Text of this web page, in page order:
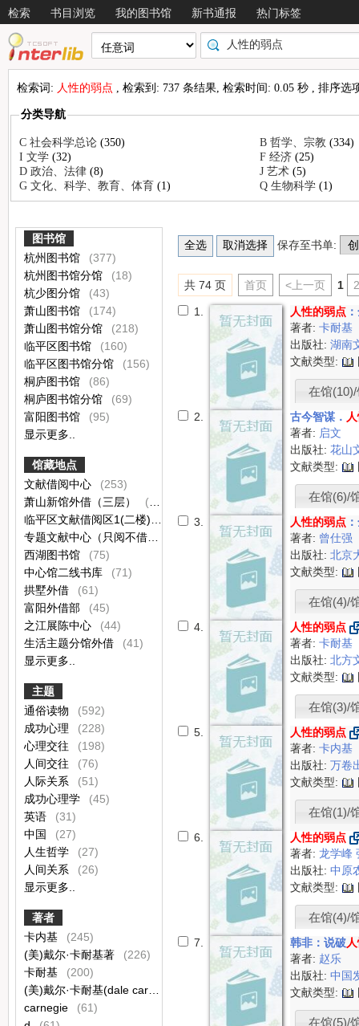
检索 书目浏览 我的图书馆 新书通报 热门标签
检索词: 人性的弱点 , 检索到: 737 条结果, 检索时间: 0.05 秒 , 排序选
分类导航
C 社会科学总论(350) B 哲学、宗教(334)
I 文学(32) F 经济(25)
D 政治、法律(8) J 艺术(5)
G 文化、科学、教育、体育(1) Q 生物科学(1)
图书馆
杭州图书馆
(377)
杭州图书馆分馆
(18)
杭少图分馆
(43)
萧山图书馆
(174)
萧山图书馆分馆
(218)
临平区图书馆
(160)
临平区图书馆分馆
(156)
桐庐图书馆
(86)
桐庐图书馆分馆
(69)
富阳图书馆
(95)
显示更多..
馆藏地点
文献借阅中心
(253)
萧山新馆外借（三层）
(139)
(102)
专题文献中心（只阅不借）
西湖图书馆
(75)
中心馆二线书库
(71)
拱墅外借
(61)
富阳外借部
(45)
之江展陈中心
(44)
生活主题分馆外借
(41)
显示更多..
主题
通俗读物
(592)
成功心理
(228)
心理交往
(198)
人间交往
(76)
人际关系
(51)
成功心理学
(45)
英语
(31)
中国
(27)
人生哲学
(27)
人间关系
(26)
显示更多..
著者
卡内基
(245)
(美)戴尔·卡耐基著
(226)
卡耐基
(200)
(美)戴尔·卡耐基(dale carnegie)著
carnegie
(61)
保存至书单:
共 74 页 首页 <上一页 1
1. 人性的弱点
著者:卡耐基
出版社:湖南
文献类型:
在馆
2. 古今智谋．
著者: 启文
出版社:花山
文献类型:
在馆(6)/
3. 人性的弱点
著者: 曾仕强
出版社:北京
文献类型:
在馆(4)/
4.
人性的弱点
著者:卡耐基
出版社:北方
文献类型:
在馆(3)/
5.
人性的弱点
著者:卡内基
出版社:万卷
文献类型:
在馆(1)/
6.
人性的弱点
著者:龙学峰
出版社:中原
文献类型:
在馆(4)/
7. 韩非：说破
著者: 赵乐
出版社:中国
文献类型:
在馆(5)/